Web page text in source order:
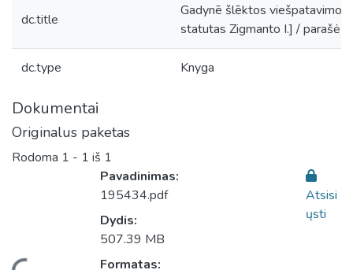
dc.title
Gadynē šlēktos viešpatavimo
statutas Zigmanto I.] / parašė
dc.type Knyga
Dokumentai
Originalus paketas
Rodoma 1 - 1 iš 1
Pavadinimas:
195434.pdf
Dydis:
507.39 MB
Formatas:
Atsisi
ųsti